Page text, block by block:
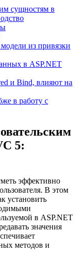
сущностям в
из привязки
в ASP.NET
и Bind, влияют на
в работу с
5:
эффективно
В этом
установить
в ASP.NET
значения
методов и